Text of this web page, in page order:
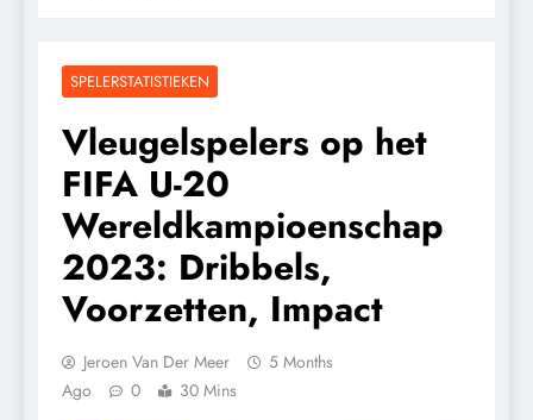
SPELERSTATISTIEKEN
Vleugelspelers op het
FIFA U-20
Wereldkampioenschap
2023: Dribbels,
Voorzetten, Impact
Jeroen Van Der Meer
5 Months
Ago
0 30 Mins